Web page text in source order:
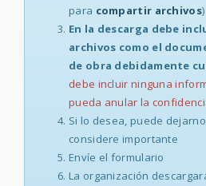
para compartir archivos)
En la descarga debe
archivos como el
de obra debidamente
debe incluir ninguna
pueda anular la
Si lo desea, puede
considere importante
Envíe el formulario
La organización